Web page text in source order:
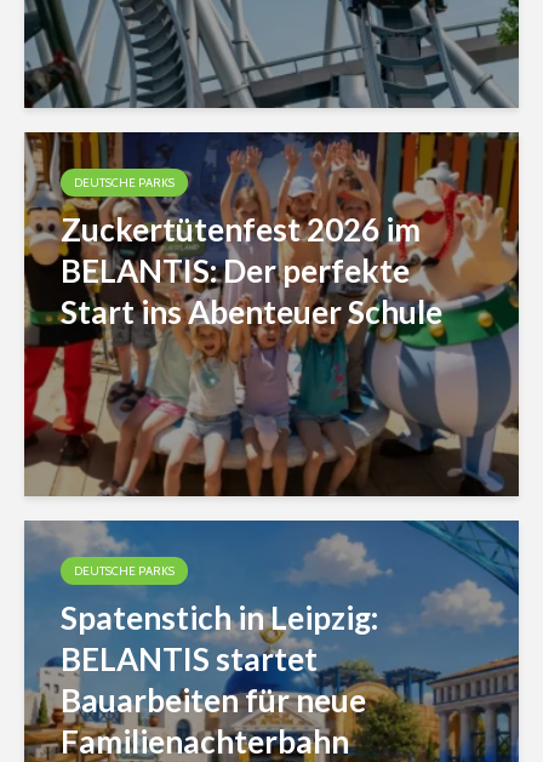
DEUTSCHE PARKS
Zuckertütenfest 2026 im
BELANTIS: Der perfekte
Start ins Abenteuer Schule
DEUTSCHE PARKS
Spatenstich in Leipzig:
BELANTIS startet
Bauarbeiten für neue
Familienachterbahn